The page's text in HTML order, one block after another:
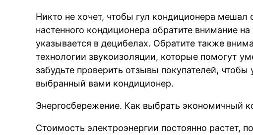
Никто не хочет, чтобы гул кондиционера
настенного кондиционера обратите внимание
указывается в децибелах. Обратите также
технологии звукоизоляции, которые помогут
забудьте проверить отзывы покупателей, чтобы
выбранный вами кондиционер.
Энергосбережение. Как выбрать экономичный
Стоимость электроэнергии постоянно растет,